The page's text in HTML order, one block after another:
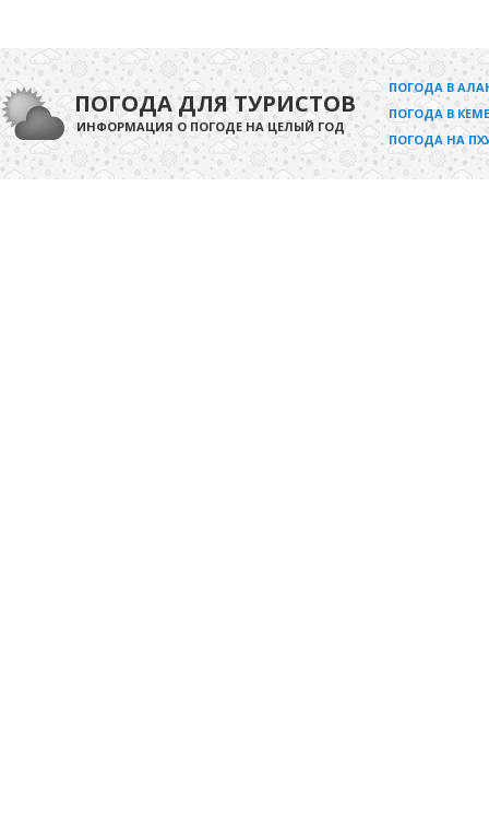
ПОГОДА ДЛЯ ТУРИСТОВ
ИНФОРМАЦИЯ О ПОГОДЕ НА ЦЕЛЫЙ ГОД
ПОГОДА В
ПОГОДА В
ПОГОДА НА